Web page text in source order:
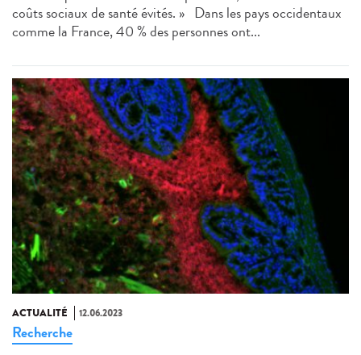
coûts sociaux de santé évités. » Dans les pays occidentaux
comme la France, 40 % des personnes ont...
ACTUALITÉ 12.06.2023
Recherche